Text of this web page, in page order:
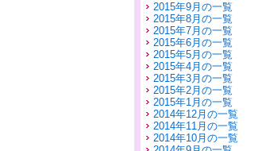
2015年9月の一覧
2015年8月の一覧
2015年7月の一覧
2015年6月の一覧
2015年5月の一覧
2015年4月の一覧
2015年3月の一覧
2015年2月の一覧
2015年1月の一覧
2014年12月の一覧
2014年11月の一覧
2014年10月の一覧